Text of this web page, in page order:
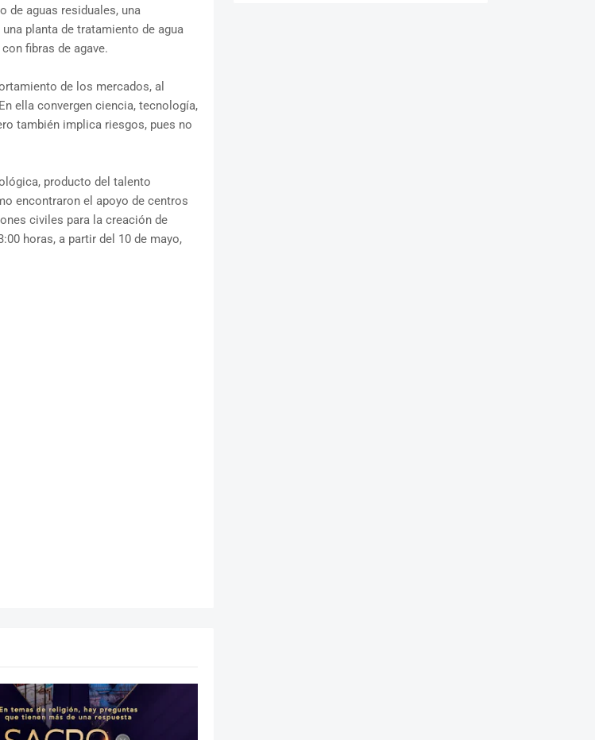
de aguas residuales, una
planta de tratamiento de agua
fibras de agave.
de los mercados, al
ella convergen ciencia, tecnología,
también implica riesgos, pues no
producto del talento
encontraron el apoyo de centros
civiles para la creación de
horas, a partir del 10 de mayo,